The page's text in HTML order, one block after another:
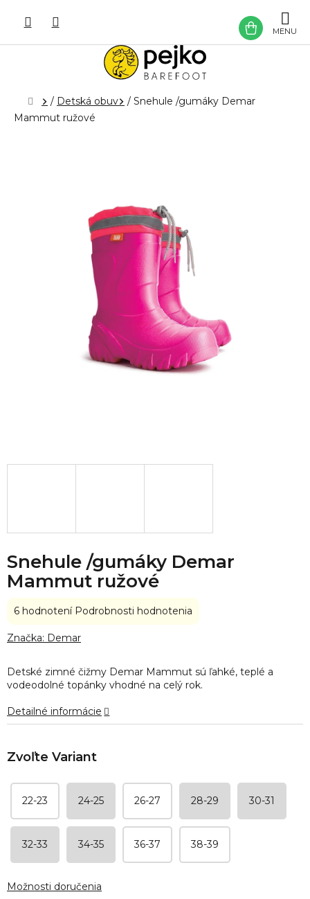
obsah
Domov
/ Detská obuv / Snehule /gumáky Demar
Mammut ružové
Snehule /gumáky Demar
Mammut ružové
22-23 24-25 26-27 28-29 30-31
32-33 34-35 36-37 38-39
Možnosti doručenia
Detské zimné čižmy Demar Mammut sú ľahké, teplé a
vodeodolné topánky vhodné na celý rok.
Detailné informácie
Priemerné
produktu
z
5
6 hodnotení Podrobnosti hodnotenia
Značka: Demar